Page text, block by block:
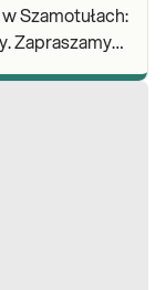
Szamotułach: